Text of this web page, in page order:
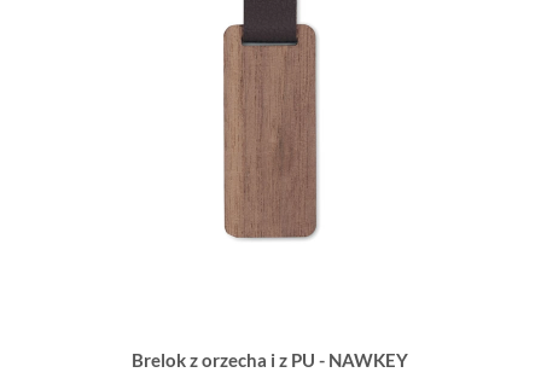
Brelok z orzecha i z PU - NAWKEY